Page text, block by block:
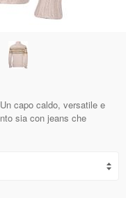
capo caldo, versatile e
sia con jeans che